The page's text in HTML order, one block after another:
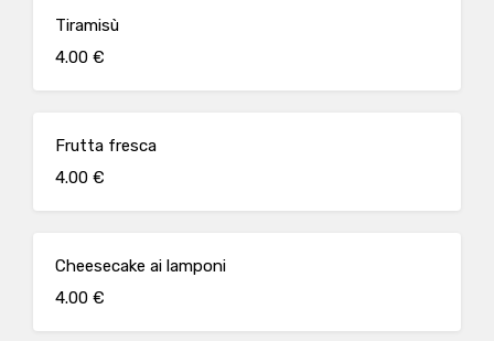
Tiramisù
4.00 €
Frutta fresca
4.00 €
Cheesecake ai lamponi
4.00 €